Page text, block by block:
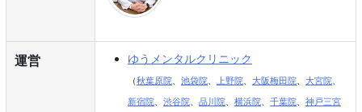
運営 ゆうメンタルクリニック
（秋葉原院 池袋院 上野院 大阪梅田院 大宮院
新宿院
渋谷院 品川院 横浜院 千葉院
神戸三宮